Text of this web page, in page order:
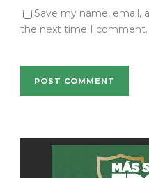
Save my name, email,
the next time I comment.